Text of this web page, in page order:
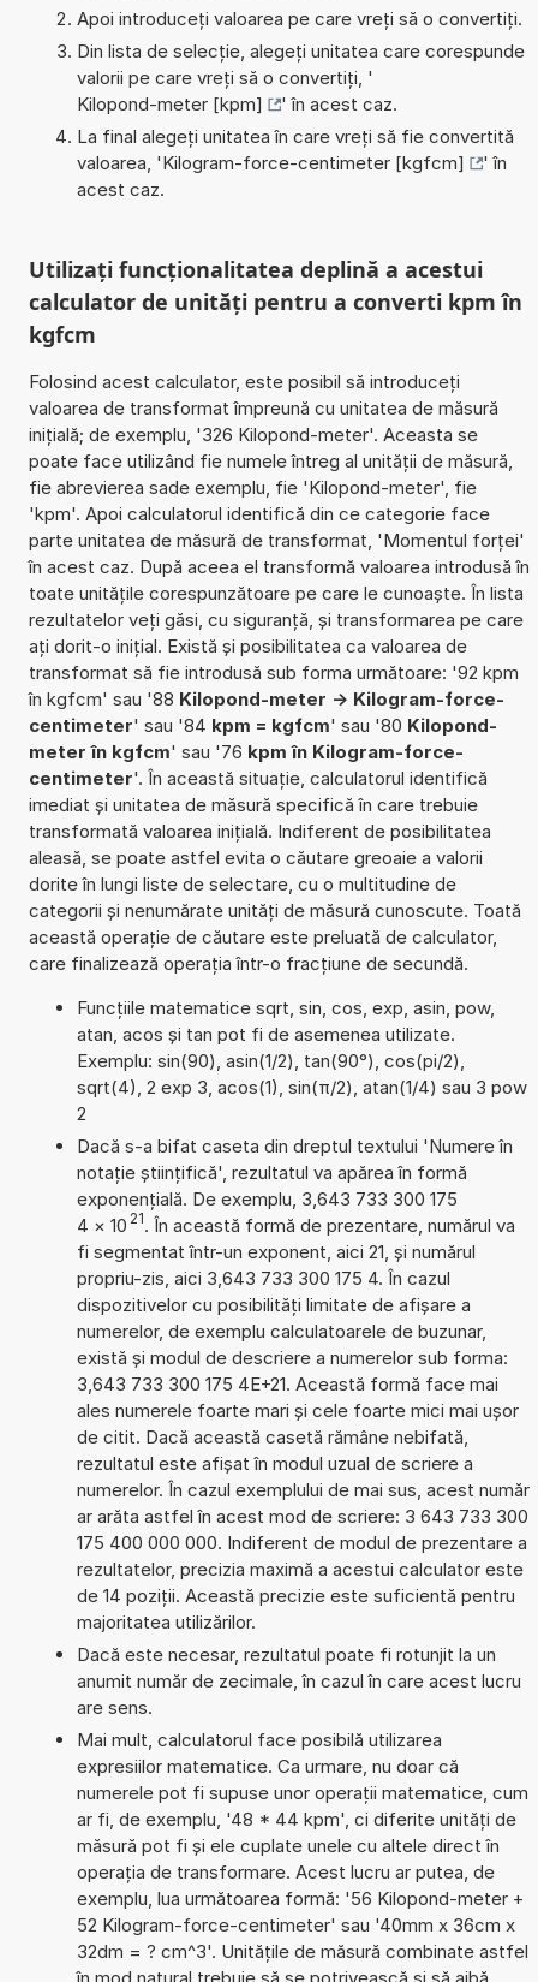
Apoi introduceți valoarea pe care vreți să o convertiți.
Din lista de selecție, alegeți unitatea care corespunde
valorii pe care vreți să o convertiți, '
Kilopond-meter [kpm]
' în acest caz.
La final alegeți unitatea în care vreți să fie convertită
valoarea, 'Kilogram-force-centimeter [kgfcm]
' în
acest caz.
Utilizați funcționalitatea deplină a acestui
calculator de unități pentru a converti kpm în
kgfcm
Folosind acest calculator, este posibil să introduceți
valoarea de transformat împreună cu unitatea de măsură
inițială; de exemplu, '326 Kilopond-meter'. Aceasta se
poate face utilizând fie numele întreg al unității de măsură,
fie abrevierea sade exemplu, fie 'Kilopond-meter', fie
'kpm'. Apoi calculatorul identifică din ce categorie face
parte unitatea de măsură de transformat, 'Momentul forței'
în acest caz. După aceea el transformă valoarea introdusă în
toate unitățile corespunzătoare pe care le cunoaște. În lista
rezultatelor veți găsi, cu siguranță, și transformarea pe care
ați dorit-o inițial. Există și posibilitatea ca valoarea de
transformat să fie introdusă sub forma următoare: '92 kpm
în kgfcm' sau '88 Kilopond-meter -> Kilogram-force-
centimeter' sau '84 kpm = kgfcm' sau '80 Kilopond-
meter în kgfcm' sau '76 kpm în Kilogram-force-
centimeter'. În această situație, calculatorul identifică
imediat și unitatea de măsură specifică în care trebuie
transformată valoarea inițială. Indiferent de posibilitatea
aleasă, se poate astfel evita o căutare greoaie a valorii
dorite în lungi liste de selectare, cu o multitudine de
categorii și nenumărate unități de măsură cunoscute. Toată
această operație de căutare este preluată de calculator,
care finalizează operația într-o fracțiune de secundă.
Funcțiile matematice sqrt, sin, cos, exp, asin, pow,
atan, acos și tan pot fi de asemenea utilizate.
Exemplu: sin(90), asin(1/2), tan(90°), cos(pi/2),
sqrt(4), 2 exp 3, acos(1), sin(π/2), atan(1/4) sau 3 pow
2
Dacă s-a bifat caseta din dreptul textului 'Numere în
notație științifică', rezultatul va apărea în formă
exponențială. De exemplu, 3,643 733 300 175
4 × 10 21. În această formă de prezentare, numărul va
fi segmentat într-un exponent, aici 21, și numărul
propriu-zis, aici 3,643 733 300 175 4. În cazul
dispozitivelor cu posibilități limitate de afișare a
numerelor, de exemplu calculatoarele de buzunar,
există și modul de descriere a numerelor sub forma:
3,643 733 300 175 4E+21. Această formă face mai
ales numerele foarte mari și cele foarte mici mai ușor
de citit. Dacă această casetă rămâne nebifată,
rezultatul este afișat în modul uzual de scriere a
numerelor. În cazul exemplului de mai sus, acest număr
ar arăta astfel în acest mod de scriere: 3 643 733 300
175 400 000 000. Indiferent de modul de prezentare a
rezultatelor, precizia maximă a acestui calculator este
de 14 poziții. Această precizie este suficientă pentru
majoritatea utilizărilor.
Dacă este necesar, rezultatul poate fi rotunjit la un
anumit număr de zecimale, în cazul în care acest lucru
are sens.
Mai mult, calculatorul face posibilă utilizarea
expresiilor matematice. Ca urmare, nu doar că
numerele pot fi supuse unor operații matematice, cum
ar fi, de exemplu, '48 * 44 kpm', ci diferite unități de
măsură pot fi și ele cuplate unele cu altele direct în
operația de transformare. Acest lucru ar putea, de
exemplu, lua următoarea formă: '56 Kilopond-meter +
52 Kilogram-force-centimeter' sau '40mm x 36cm x
32dm = ? cm^3'. Unitățile de măsură combinate astfel
în mod natural trebuie să se potrivească și să aibă